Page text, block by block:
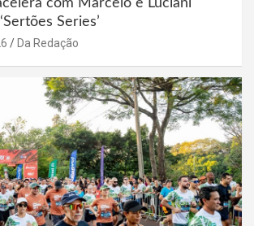
Series’
Da Redação